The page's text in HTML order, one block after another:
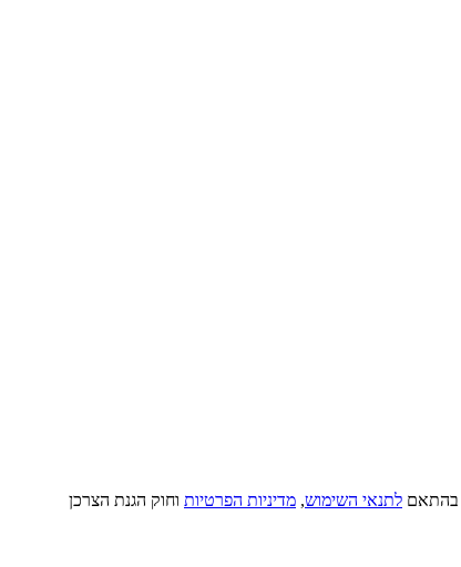
בהתאם לתנאי השימוש, מדיניות הפרטיות וחוק הגנת הצרכן